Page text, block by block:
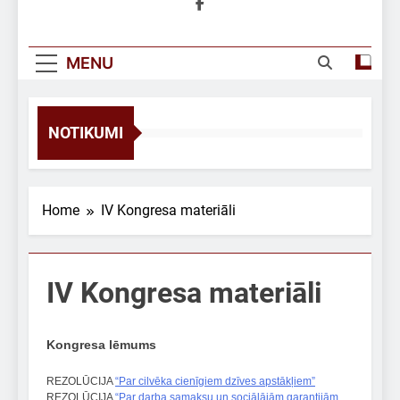
MENU
NOTIKUMI
Home IV Kongresa materiāli
IV Kongresa materiāli
Kongresa lēmums
REZOLŪCIJA“Par cilvēka cienīgiem dzīves apstākļiem”
REZOLŪCIJA“Par darba samaksu un sociālājām garantijām